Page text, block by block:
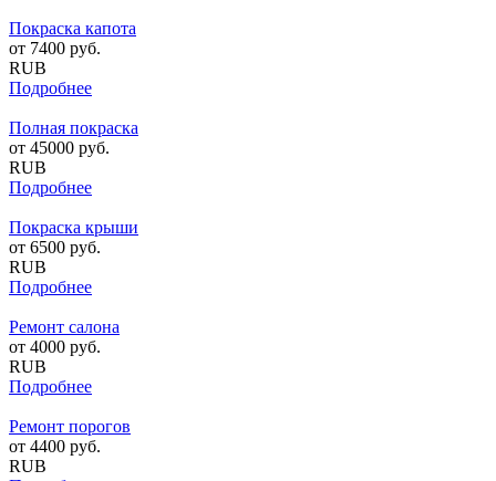
Покраска капота
от 7400 руб.
RUB
Подробнее
Полная покраска
от 45000 руб.
RUB
Подробнее
Покраска крыши
от 6500 руб.
RUB
Подробнее
Ремонт салона
от 4000 руб.
RUB
Подробнее
Ремонт порогов
от 4400 руб.
RUB